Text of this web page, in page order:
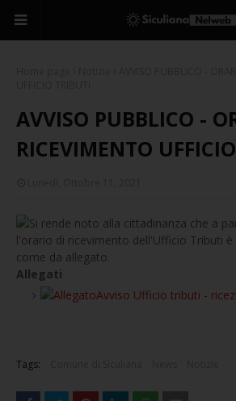
AVVISO PUBBLICO -
RICEVIMENTO
Si rende noto alla cittadinanza che a
l'orario di ricevimento dell'Ufficio Tributi
come da allegato.
Allegati
Avviso Ufficio tributi -
Tags: